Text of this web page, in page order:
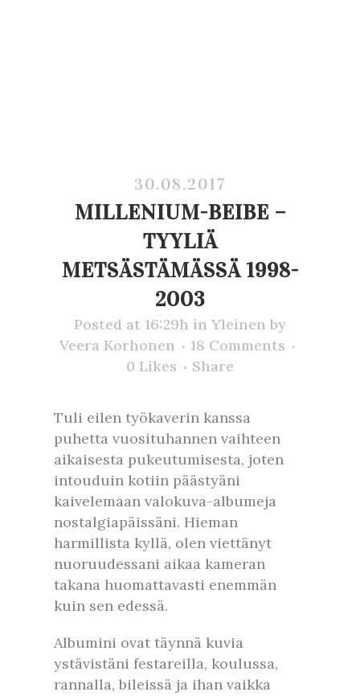
30.08.2017
MILLENIUM-BEIBE –
TYYLIÄ
METSÄSTÄMÄSSÄ 1998-
2003
Posted at 16:29h in Yleinen by
Veera Korhonen
18 Comments
0 Likes Share
Tuli eilen työkaverin kanssa
puhetta vuosituhannen vaihteen
aikaisesta pukeutumisesta, joten
intouduin kotiin päästyäni
kaivelemaan valokuva-albumeja
nostalgiapäissäni. Hieman
harmillista kyllä, olen viettänyt
nuoruudessani aikaa kameran
takana huomattavasti enemmän
kuin sen edessä.
Albumini ovat täynnä kuvia
ystävistäni festareilla, koulussa,
rannalla, bileissä ja ihan vaikka